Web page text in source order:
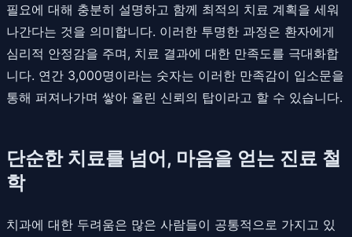
필요에 대해 충분히 설명하고 함께 최적의 치료 계획을 세워
나간다는 것을 의미합니다. 이러한 투명한 과정은 환자에게
심리적 안정감을 주며, 치료 결과에 대한 만족도를 극대화합
니다. 연간 3,000명이라는 숫자는 이러한 만족감이 입소문을
통해 퍼져나가며 쌓아 올린 신뢰의 탑이라고 할 수 있습니다.
단순한 치료를 넘어, 마음을 얻는 진료 철
학
치과에 대한 두려움은 많은 사람들이 공통적으로 가지고 있